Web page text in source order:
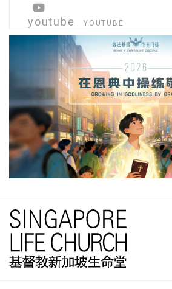
youtube YOUTUBE